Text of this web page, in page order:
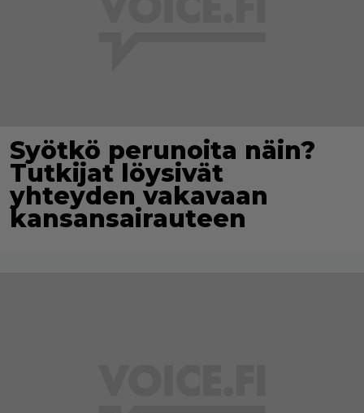
Syötkö perunoita näin?
Tutkijat löysivät
yhteyden vakavaan
kansansairauteen